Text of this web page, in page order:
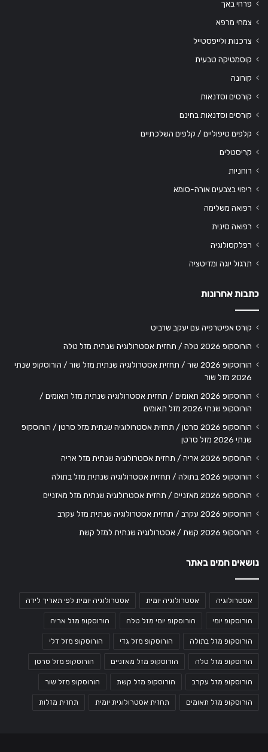
פרחי באך
צמחי מרפא
צרכנות ולייפסטייל
קוסמטיקה טבעית
קורונה
קורסים וסדנאות
קורסים וסדנאות בחינם
קלפים טיפוליים / קלפים השלכתיים
קריסטלים
רוחניות
ריפוי בצבעים אורה-סומא
רפואה משלימה
רפואה סינית
רפלקסולוגיה
תרגול יוגה ומדיטציה
כתבות אחרונות
קורס אפיטרפיה עם יעקב שרביט
הורוסקופ 2026 טלה / תחזית אסטרולוגיה שנתית מזל טלה
הורוסקופ 2026 שור / תחזית אסטרולוגיה שנתית מזל שור / הורוסקופ שנתי
2026 מזל שור
הורוסקופ 2026 תאומים / תחזית אסטרולוגיה שנתית מזל תאומים /
הורוסקופ שנתי 2026 מזל תאומים
הורוסקופ 2026 סרטן / תחזית אסטרולוגיה שנתית מזל סרטן / הורוסקופ
שנתי 2026 מזל סרטן
הורוסקופ 2026 אריה / תחזית אסטרולוגיה שנתית מזל אריה
הורוסקופ 2026 בתולה / תחזית אסטרולוגיה שנתית מזל בתולה
הורוסקופ 2026 מאזניים / תחזית אסטרולוגיה שנתית מזל מאזניים
הורוסקופ 2026 עקרב / תחזית אסטרולוגיה שנתית מזל עקרב
הורוסקופ 2026 קשת / אסטרולוגיה שנתית למזל קשת
נושאים חמים באתר
אסטרולוגיה אסטרולוגיה יומית אסטרולוגיה יומית לפי תאריך לידה
הורוסקופ יומי הורוסקופ יומי מזל טלה הורוסקופ מזל אריה
הורוסקופ מזל בתולה הורוסקופ מזל גדי הורוסקופ מזל דלי
הורוסקופ מזל טלה הורוסקופ מזל מאזניים הורוסקופ מזל סרטן
הורוסקופ מזל עקרב הורוסקופ מזל קשת הורוסקופ מזל שור
הורוסקופ מזל תאומים תחזית אסטרולוגית יומית תחזית מזלות